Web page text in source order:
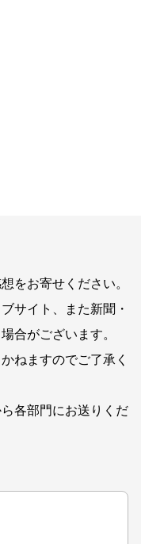
をお寄せください。
サイト、また新聞・
合がございます。
ねますのでご了承く
各部門にお送りくだ